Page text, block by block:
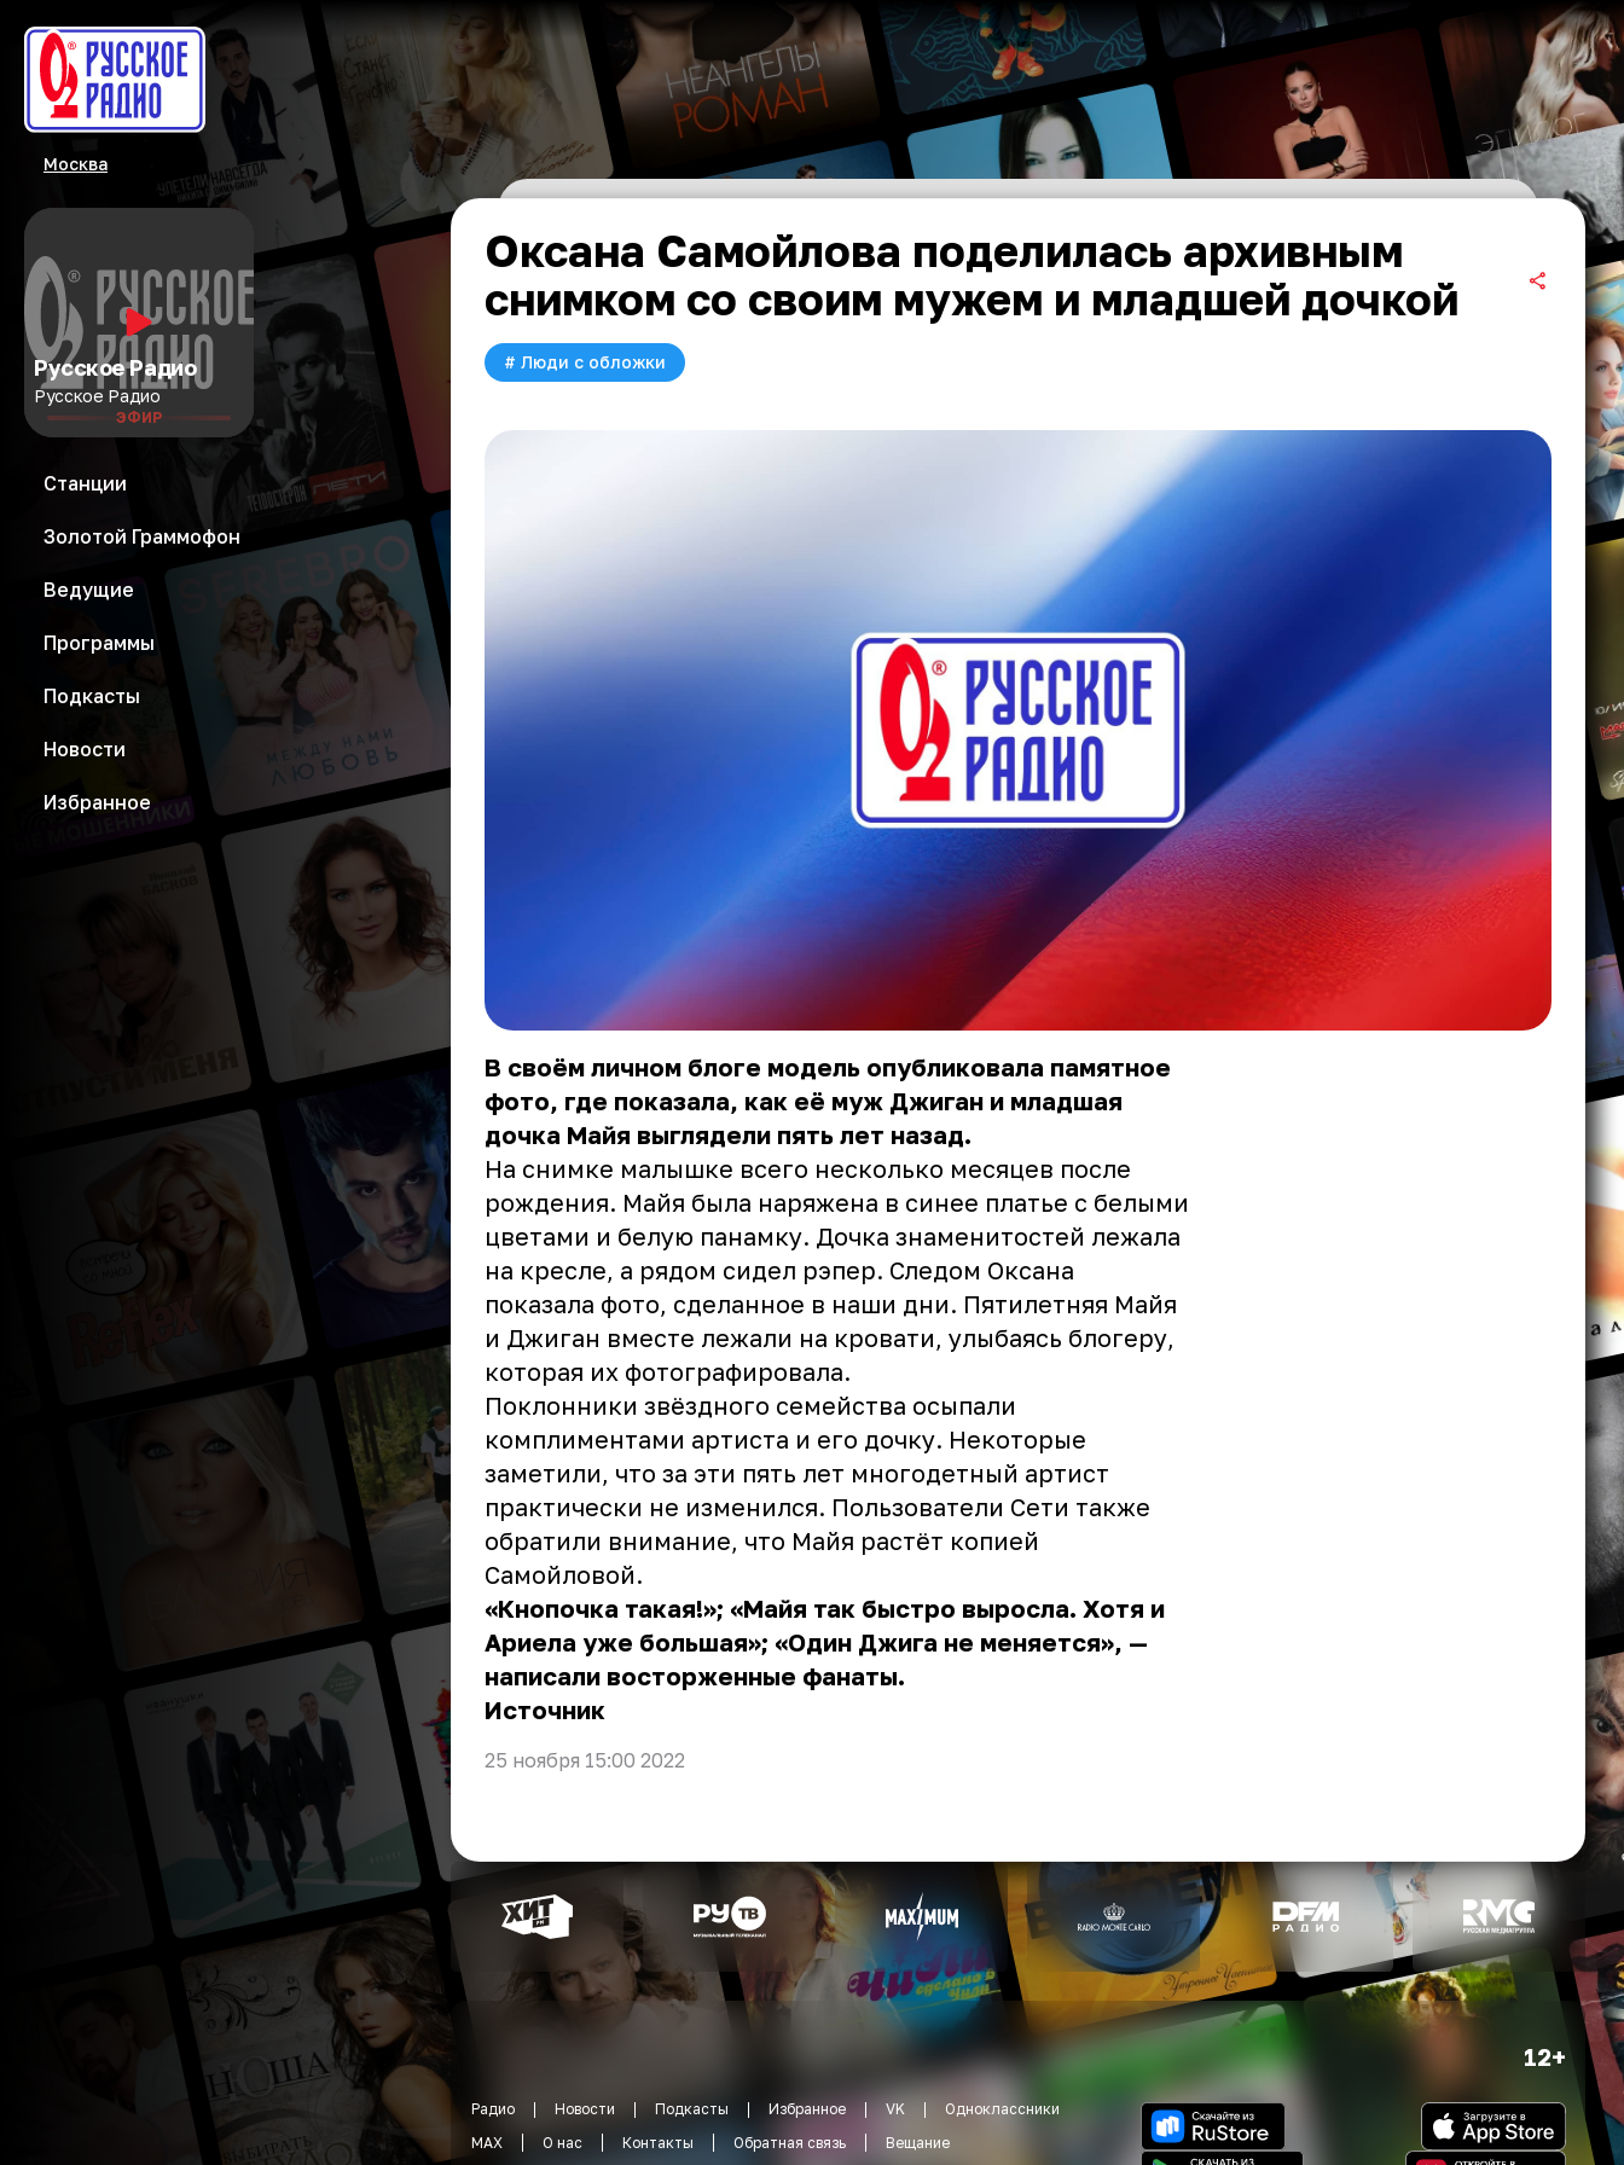
Москва
Русское Радио
Русское Радио
ЭФИР
Станции
Золотой Граммофон
Ведущие
Программы
Подкасты
Новости
Избранное
Оксана Самойлова поделилась архивным
снимком со своим мужем и младшей дочкой
# Люди с обложки
В своём личном блоге модель опубликовала памятное
фото, где показала, как её муж Джиган и младшая
дочка Майя выглядели пять лет назад.
На снимке малышке всего несколько месяцев после
рождения. Майя была наряжена в синее платье с белыми
цветами и белую панамку. Дочка знаменитостей лежала
на кресле, а рядом сидел рэпер. Следом Оксана
показала фото, сделанное в наши дни. Пятилетняя Майя
и Джиган вместе лежали на кровати, улыбаясь блогеру,
которая их фотографировала.
Поклонники звёздного семейства осыпали
комплиментами артиста и его дочку. Некоторые
заметили, что за эти пять лет многодетный артист
практически не изменился. Пользователи Сети также
обратили внимание, что Майя растёт копией
Самойловой.
«Кнопочка такая!»; «Майя так быстро выросла. Хотя и
Ариела уже большая»; «Один Джига не меняется», —
написали восторженные фанаты.
Источник
25 ноября 15:00 2022
12+
Радио Новости Подкасты Избранное VK
Одноклассники
MAX
О нас Контакты Обратная связь Вещание